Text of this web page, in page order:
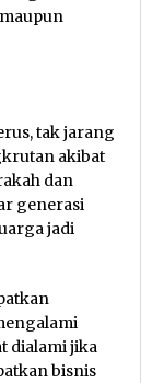
tak jarang
akibat
dan
generasi
jadi
dialami jika
bisnis